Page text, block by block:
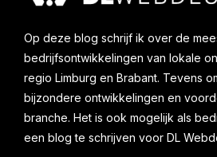
Op deze blog schrijf ik over de
bedrijfsontwikkelingen van lokale
regio Limburg en Brabant. Tevens
bijzondere ontwikkelingen en
branche. Het is ook mogelijk als
een blog te schrijven voor DL